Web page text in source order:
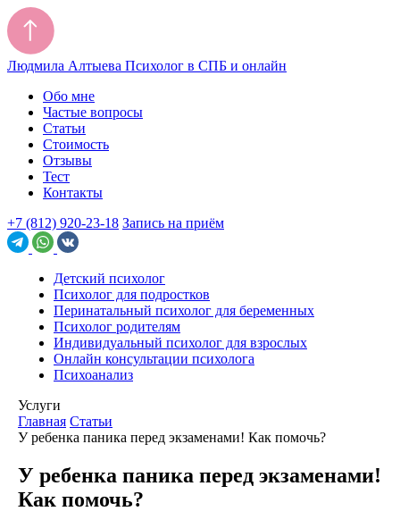
Людмила Алтыева Психолог в СПБ и онлайн
Обо мне
Частые вопросы
Статьи
Стоимость
Отзывы
Тест
Контакты
+7 (812) 920-23-18 Запись на приём
Детский психолог
Психолог для подростков
Перинатальный психолог для беременных
Психолог родителям
Индивидуальный психолог для взрослых
Онлайн консультации психолога
Психоанализ
Услуги
Главная Статьи
У ребенка паника перед экзаменами! Как помочь?
У ребенка паника перед экзаменами!
Как помочь?